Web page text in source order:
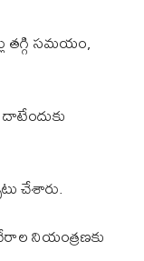
తగ్గి సమయం,
చేశారు.
నియంత్రణకు